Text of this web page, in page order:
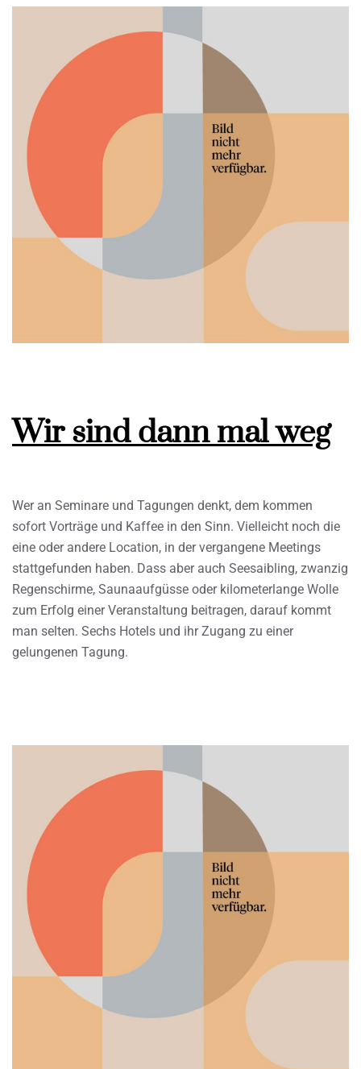
Wir sind dann mal weg
Wer an Seminare und Tagungen denkt, dem kommen
sofort Vorträge und Kaffee in den Sinn. Vielleicht noch die
eine oder andere Location, in der vergangene Meetings
stattgefunden haben. Dass aber auch Seesaibling, zwanzig
Regenschirme, Saunaaufgüsse oder kilometerlange Wolle
zum Erfolg einer Veranstaltung beitragen, darauf kommt
man selten. Sechs Hotels und ihr Zugang zu einer
gelungenen Tagung.